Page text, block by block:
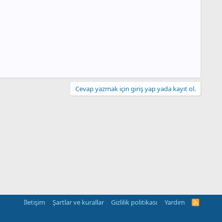
Cevap yazmak için giriş yap yada kayıt ol.
İletişim Şartlar ve kurallar Gizlilik politikası Yardım
R